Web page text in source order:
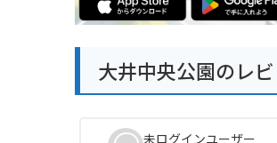
大井中央公園のレ
未ログインユーザー